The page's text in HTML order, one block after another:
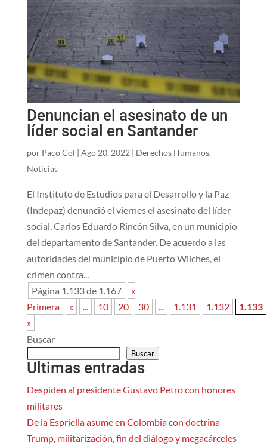
Denuncian el asesinato de un
líder social en Santander
por Paco Col | Ago 20, 2022 | Derechos Humanos,
Noticias
El Instituto de Estudios para el Desarrollo y la Paz
(Indepaz) denunció el viernes el asesinato del líder
social, Carlos Eduardo Rincón Silva, en un municipio
del departamento de Santander. De acuerdo a las
autoridades del municipio de Puerto Wilches, el
crimen contra...
Página 1.133 de 1.167
«
Primera
« ... 10 20 30 ... 1.131 1.132
1.133
»
Buscar
Buscar
Ultimas entradas
Despiden al presidente Gustavo Petro con honores
militares
De la Espriella asume en Colombia con doctrina
Trump, militarización, fin del diálogo y megacárceles